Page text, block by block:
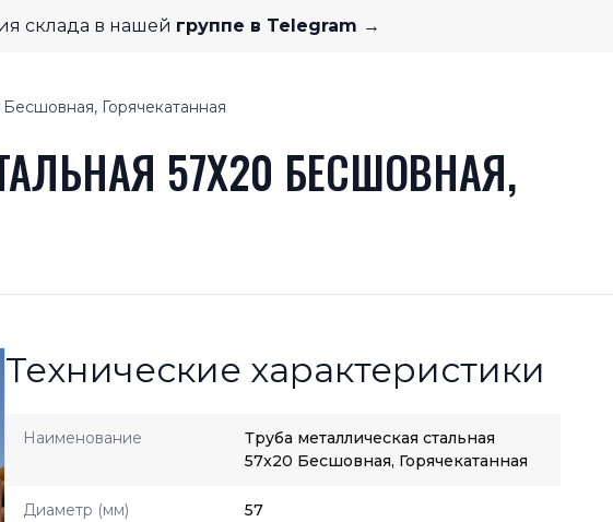
склада в нашей группе в Telegram →
Горячекатанная
57X20 БЕСШОВНАЯ,
Технические характеристики
Наименование
Труба металлическая стальная
57x20 Бесшовная, Горячекатанная
Диаметр (мм) 57